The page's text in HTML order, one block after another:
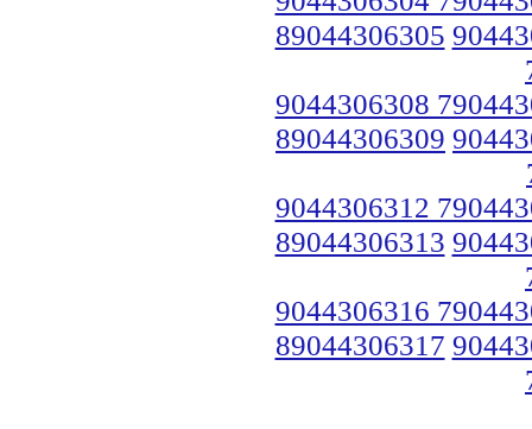
89044306305
9044306308
89044306309
9044306312
89044306313
9044306316
89044306317